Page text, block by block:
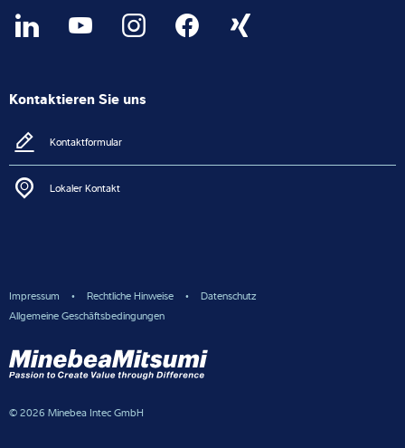
Kontaktieren Sie uns
Kontaktformular
Lokaler Kontakt
© 2026 Minebea Intec GmbH
Impressum Rechtliche Hinweise
Datenschutz
Allgemeine Geschäftsbedingungen